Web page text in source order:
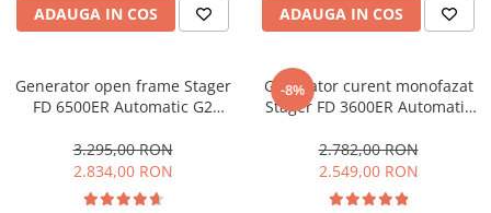
acumulator Detoolz FLEXI POWER
FLEXI POWER
Masini de gaurit si insurubat cu
Pistoale de vopsit cu acumulator
Detoolz FLEXI POWER
ADAUGA IN COS ADAUGA IN COS
Generator open frame Stager
FD 6500ER Automatic G2
monofazat, benzina, pornire
electrica, bobinaj cupru 100%,
telecomanda, conector ATS,
3.295,00 RON
2.834,00 RON
-8%
Generator curent monofazat
Stager FD 3600ER Automatic
ATS
2.782,00 RON
2.549,00 RON